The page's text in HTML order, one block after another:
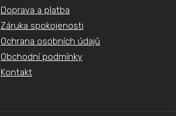
Doprava a platba
Záruka spokojenosti
Ochrana osobních údajů
Obchodní podmínky
Kontakt